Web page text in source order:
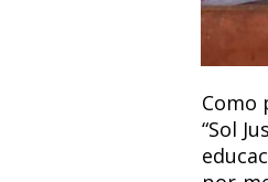
Como
“Sol